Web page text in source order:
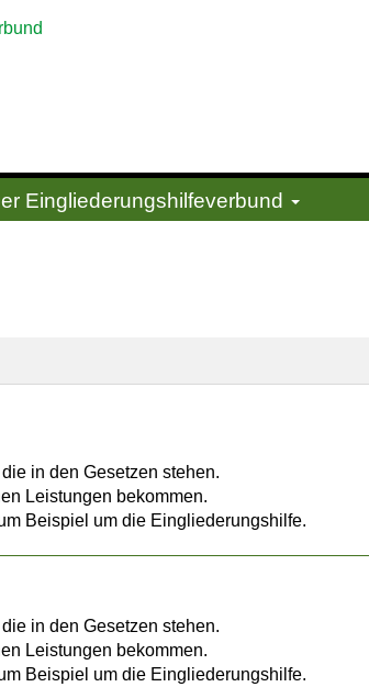
Ein­gliede­rungs­hilfe­verbund
in den Gesetzen stehen.
Leistungen bekommen.
Beispiel um die Eingliederungshilfe.
in den Gesetzen stehen.
Leistungen bekommen.
Beispiel um die Eingliederungshilfe.